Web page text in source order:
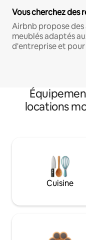
Vous cherchez des
Airbnb propose
meublés adaptés
d'entreprise et
locations
Cuisine